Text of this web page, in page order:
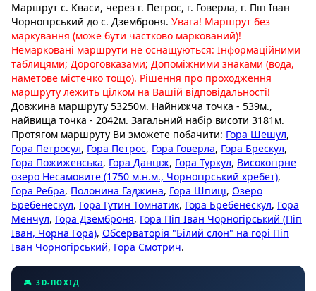
Маршрут с. Кваси, через г. Петрос, г. Говерла, г. Піп Іван
Чорногірський до с. Дземброня. Увага! Маршрут без
маркування (може бути частково маркований)!
Немарковані маршрути не оснащуються: Інформаційними
таблицями; Дороговказами; Допоміжними знаками (вода,
наметове містечко тощо). Рішення про проходження
маршруту лежить цілком на Вашій відповідальності!
Довжина маршруту 53250м. Найнижча точка - 539м.,
найвища точка - 2042м. Загальний набір висоти 3181м.
Протягом маршруту Ви зможете побачити: Гора Шешул,
Гора Петросул, Гора Петрос, Гора Говерла, Гора Брескул,
Гора Пожижевська, Гора Данціж, Гора Туркул, Високогірне
озеро Несамовите (1750 м.н.м., Чорногірський хребет),
Гора Ребра, Полонина Гаджина, Гора Шпиці, Озеро
Бребенескул, Гора Гутин Томнатик, Гора Бребенескул, Гора
Менчул, Гора Дземброня, Гора Піп Іван Чорногірський (Піп
Іван, Чорна Гора), Обсерваторія "Білий слон" на горі Піп
Іван Чорногірський, Гора Смотрич.
🎮 3D-ПОХІД